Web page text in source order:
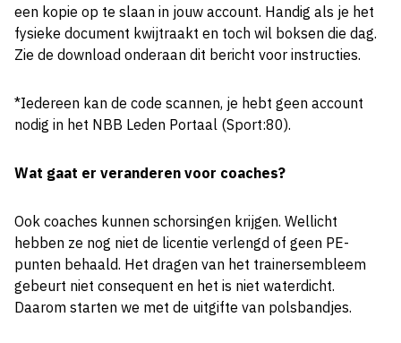
een kopie op te slaan in jouw account. Handig als je het
fysieke document kwijtraakt en toch wil boksen die dag.
Zie de download onderaan dit bericht voor instructies.
*Iedereen kan de code scannen, je hebt geen account
nodig in het NBB Leden Portaal (Sport:80).
Wat gaat er veranderen voor coaches?
Ook coaches kunnen schorsingen krijgen. Wellicht
hebben ze nog niet de licentie verlengd of geen PE-
punten behaald. Het dragen van het trainersembleem
gebeurt niet consequent en het is niet waterdicht.
Daarom starten we met de uitgifte van polsbandjes.